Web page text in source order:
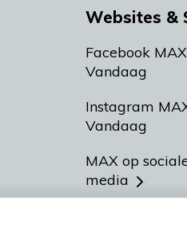
Websites &
Facebook MAX
Vandaag
Instagram
Vandaag
MAX op
media